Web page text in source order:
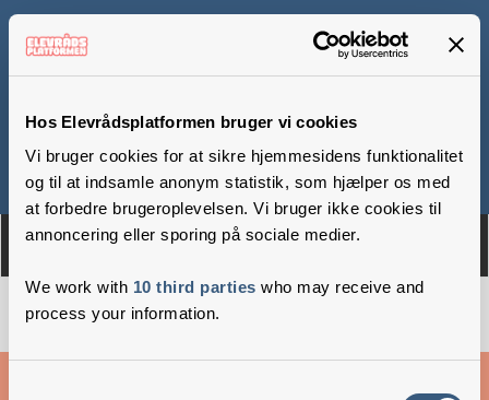
Hos Elevrådsplatformen bruger vi cookies
Vi bruger cookies for at sikre hjemmesidens funktionalitet
og til at indsamle anonym statistik, som hjælper os med
at forbedre brugeroplevelsen. Vi bruger ikke cookies til
annoncering eller sporing på sociale medier.
We work with 10 third parties who may receive and
process your information.
Om Medlemmer